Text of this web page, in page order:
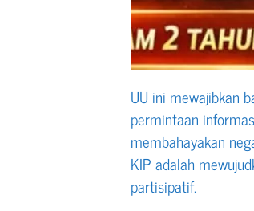
UU ini mewajibkan
permintaan
membahayakan
KIP adalah
partisipatif.